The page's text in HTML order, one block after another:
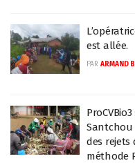
est allée.
PAR ARMAND
Santchou
des
méthode